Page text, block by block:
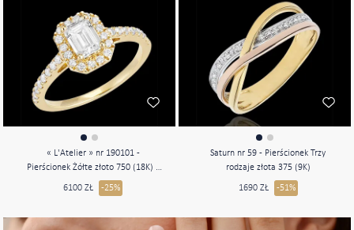
« L'Atelier » nr 190101 -
Pierścionek Żółte złoto 750 (18K) -
Diament laboratoryjny Prostokąt
0.5 karat - Korona z kamieni
Diament laboratoryjny
6100 ZŁ -25%
Saturn nr 59 - Pierścionek Trzy
rodzaje złota 375 (9K)
1690 ZŁ -51%